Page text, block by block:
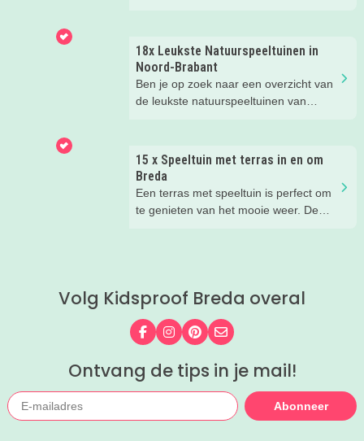
kunt scoren voor je op een rijtje gezet.
18x Leukste Natuurspeeltuinen in
Noord-Brabant
Ben je op zoek naar een overzicht van
de leukste natuurspeeltuinen van
een rij gezet. Veel plezier in de
speeltuin!
15 x Speeltuin met terras in en om
Breda
Een terras met speeltuin is perfect om
te genieten van het mooie weer. De
terras en speeltuin in Breda en
omgeving voor je op een rij gezet. Dat
is makkelijk een super fijn plekje
vinden!
Volg Kidsproof Breda overal
Volg ons op Facebook
Volg ons op Instagram
Volg ons op Pinterest
Mail ons
Ontvang de tips in je mail!
Abonneer